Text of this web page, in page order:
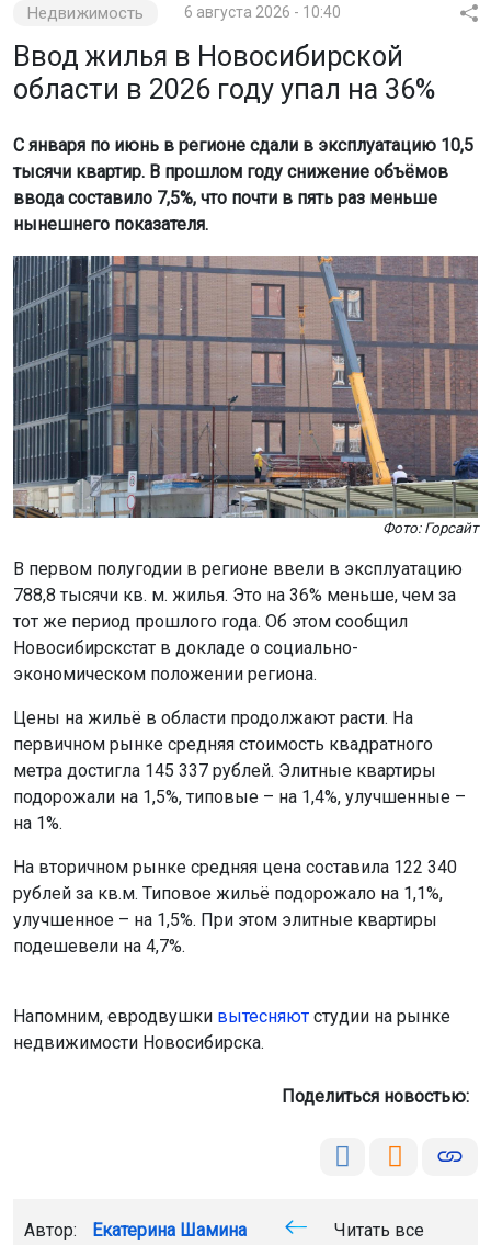
Недвижимость 6 августа 2026 - 10:40
Ввод жилья в Новосибирской
области в 2026 году упал на 36%
С января по июнь в регионе сдали в эксплуатацию 10,5
тысячи квартир. В прошлом году снижение объёмов
ввода составило 7,5%, что почти в пять раз меньше
нынешнего показателя.
Фото: Горсайт
В первом полугодии в регионе ввели в эксплуатацию
788,8 тысячи кв. м. жилья. Это на 36% меньше, чем за
тот же период прошлого года. Об этом сообщил
Новосибирскстат в докладе о социально-
экономическом положении региона.
Цены на жильё в области продолжают расти. На
первичном рынке средняя стоимость квадратного
метра достигла 145 337 рублей. Элитные квартиры
подорожали на 1,5%, типовые – на 1,4%, улучшенные –
на 1%.
На вторичном рынке средняя цена составила 122 340
рублей за кв.м. Типовое жильё подорожало на 1,1%,
улучшенное – на 1,5%. При этом элитные квартиры
подешевели на 4,7%.
Напомним, евродвушки вытесняют студии на рынке
недвижимости Новосибирска.
Поделиться новостью:
Автор: Екатерина Шамина Читать все